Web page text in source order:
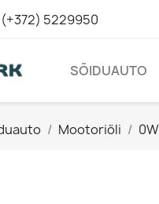
(+372) 5229950
SÕIDUAUTO
Mootoriõli